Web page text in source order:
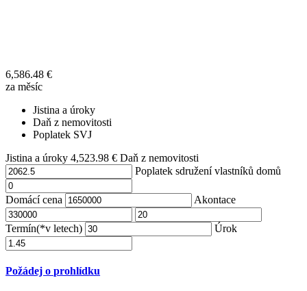
6,586.48 €
za měsíc
Jistina a úroky
Daň z nemovitosti
Poplatek SVJ
Jistina a úroky 4,523.98 €Daň z nemovitosti
Poplatek sdružení vlastníků domů
Domácí cena Akontace
Termín(*v letech) Úrok
Požádej o prohlídku